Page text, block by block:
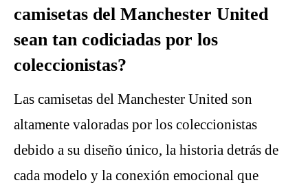
camisetas del Manchester United
sean tan codiciadas por los
coleccionistas?
Las camisetas del Manchester United son
altamente valoradas por los coleccionistas
debido a su diseño único, la historia detrás de
cada modelo y la conexión emocional que